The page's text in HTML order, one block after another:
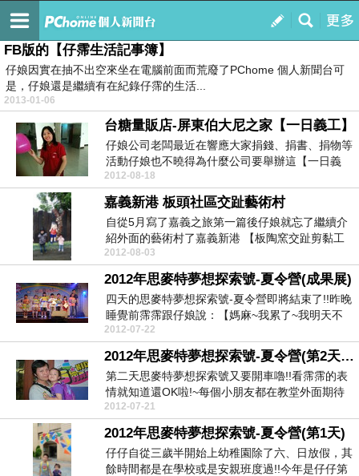
我的
訂閱
仔霈的記錄本
FB版的【仔霈生活記事簿】
仔娘因實在抽不出空來坐在電腦前面而荒廢了PChome 個人新聞台可
是，仔娘還是繼續有在紀錄仔霈的生活...
2013-01-06
台糖量販店-屏東伯大尼之家【一日義工】
仔娘公司老闆最近在響應大家捐錢、捐書、捐物等
活動仔娘也不曉得為什麼公司要舉辦這【一日義
工】活動【伯大...
2012-08-18
嘉義新港 板頭社區交趾藝術村
自從5月寫了嘉義之旅第一篇後仔娘就忘了繼續介
紹外面的藝術村了嘉義新港 【板陶窯交趾剪黏工
藝園區】逛完...
2012-08-03
2012年思麥特夢想探索號-夏令營(成果展)
四天的思麥特夢想探索號-夏令營即將結束了!!昨晚
睡覺前霈霈跟仔娘說：【媽麻~我累了~我明天不
去了!!...
2012-07-22
2012年思麥特夢想探索號-夏令營(第2天~第3天)
第二天思麥特夢想探索號又要開車嚕!!看霈霈的表
情就知道還OK啦!~每個小朋友都在教堂外面期待
趕快開門...
2012-07-21
2012年思麥特夢想探索號-夏令營(第1天)
仔仔自從三歲半開始上幼稚園除了六、日放假，其
餘時間都是在學校或是安親班度過!!今年是仔仔第